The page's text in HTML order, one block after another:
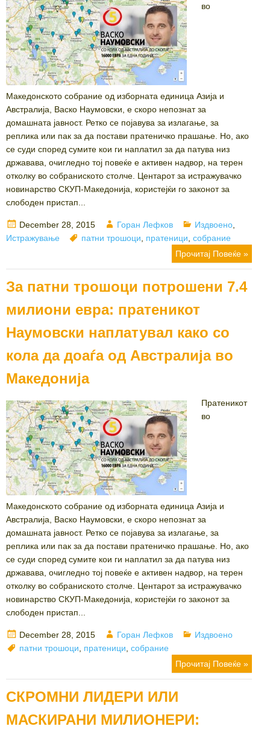
во
Македонското собрание од изборната единица Азија и
Австралија, Васко Наумовски, е скоро непознат за
домашната јавност. Ретко се појавува за излагање, за
реплика или пак за да постави пратеничко прашање. Но, ако
се суди според сумите кои ги наплатил за да патува низ
државава, очигледно тој повеќе е активен надвор, на терен
отколку во собраниското столче. Центарот за истражувачко
новинарство СКУП-Македонија, користејќи го законот за
слободен пристап...
Posted
on
December 28, 2015 Author
Горан Лефков Categories
Издвоено
Истражување
Tags
патни трошоци пратеници собрание
Прочитај Повеќе »
За патни трошоци потрошени 7.4
милиони евра: пратеникот
Наумовски наплатувал како со
кола да доаѓа од Австралија во
Македонија
Пратеникот
во
Македонското собрание од изборната единица Азија и
Австралија, Васко Наумовски, е скоро непознат за
домашната јавност. Ретко се појавува за излагање, за
реплика или пак за да постави пратеничко прашање. Но, ако
се суди според сумите кои ги наплатил за да патува низ
државава, очигледно тој повеќе е активен надвор, на терен
отколку во собраниското столче. Центарот за истражувачко
новинарство СКУП-Македонија, користејќи го законот за
слободен пристап...
Posted
on
December 28, 2015 Author
Горан Лефков Categories
Издвоено
Tags
патни трошоци пратеници собрание
Прочитај Повеќе »
СКРОМНИ ЛИДЕРИ ИЛИ
МАСКИРАНИ МИЛИОНЕРИ: